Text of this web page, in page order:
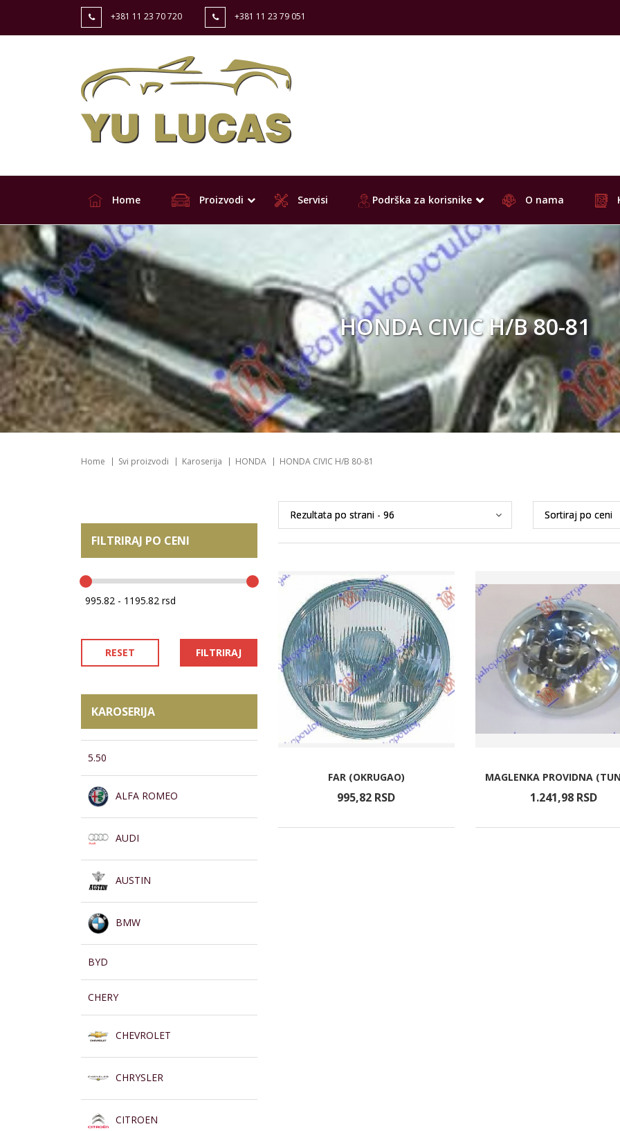
+381 11 23 70 720 +381 11 23 79 051
Home Proizvodi Servisi Podrška za korisnike O nama
HONDA CIVIC H/B 80-81
Home Svi proizvodi Karoserija HONDA HONDA CIVIC H/B 80-81
FILTRIRAJ PO CENI
RESET FILTRIRAJ
KAROSERIJA
5.50
ALFA ROMEO
AUDI
AUSTIN
BMW
BYD
CHERY
CHEVROLET
CHRYSLER
CITROEN
FAR (OKRUGAO)
995,82 RSD
MAGLENKA PROVIDNA
1.241,98 RSD